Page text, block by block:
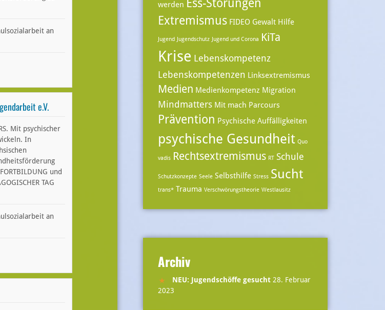
an
e.V.
Mit psychischer
In
und
TAG
an
werden Ess-Störungen
Extremismus FIDEO Gewalt Hilfe
Jugend Jugendschutz Jugend und Corona KiTa
Krise Lebenskompetenz
Lebenskompetenzen Linksextremismus
Medien Medienkompetenz Migration
Mindmatters Mit mach Parcours
Prävention Psychische Auffälligkeiten
psychische Gesundheit Quo
vadis Rechtsextremismus RT Schule
Schutzkonzepte Seele Selbsthilfe Stress Sucht
trans* Trauma Verschwörungstheorie Westlausitz
Archiv
NEU: Jugendschöffe gesucht 28. Februar
2023